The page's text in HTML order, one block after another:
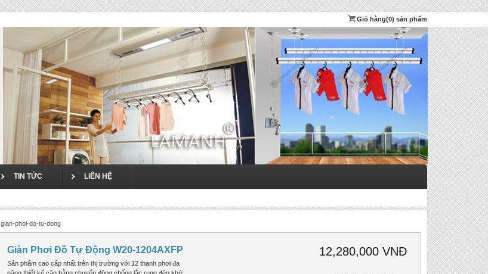
Giỏ hàng(0) sản phẩm
TIN TỨC LIÊN HỆ
gian-phoi-do-tu-dong
Giàn Phơi Đồ Tự Động W20-1204AXFP
Sản phẩm cao cấp nhất trên thị trường với 12 thanh phơi đa
12,280,000 VNĐ